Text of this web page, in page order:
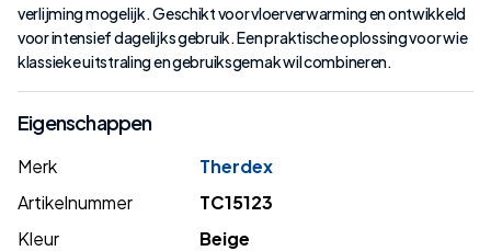
verlijming mogelijk. Geschikt voor vloerverwarming en ontwikkeld
voor intensief dagelijks gebruik. Een praktische oplossing voor wie
klassieke uitstraling en gebruiksgemak wil combineren.
Eigenschappen
Merk
Therdex
Artikelnummer
TC15123
Kleur
Beige